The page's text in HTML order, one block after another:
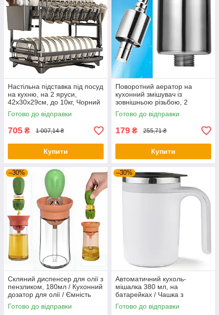
Настільна підставка під посуд
на кухню, на 2 яруси,
42х30х29см, до 10кг, Чорний
/ Сушарка для посуду зі
зливов
Готово до відправки
705 ₴ 1 007,14 ₴
Купити
Поворотний аератор на
кухонний змішувач із
зовнішньою різьбою, 2
режими / Водозберігаючий
фільтр на кран
Готово до відправки
179 ₴ 255,71 ₴
Купити
–30%
Скляний диспенсер для олії з
пензликом, 180мл / Кухонний
дозатор для олії / Ємність
для олії та оцту
Готово до відправки
–30%
Автоматичний кухоль-
мішалка 380 мл, на
батарейках / Чашка з
кришкою / Чашка для чаю /
Чашка для кави
Готово до відправки